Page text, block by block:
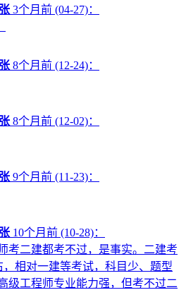
3个月前 (04-27)：
8个月前 (12-24)：
8个月前 (12-02)：
9个月前 (11-23)：
10个月前 (10-28)：
考二建都考不过，是事实。二建考
，相对一建等考试，科目少、题型
级工程师专业能力强，但考不过二